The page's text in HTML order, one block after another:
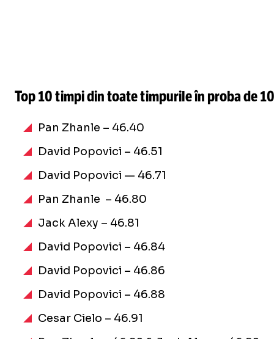
Top 10 timpi din toate timpurile în proba de
Pan Zhanle – 46.40
David Popovici – 46.51
David Popovici — 46.71
Pan Zhanle – 46.80
Jack Alexy – 46.81
David Popovici – 46.84
David Popovici – 46.86
David Popovici – 46.88
Cesar Cielo – 46.91